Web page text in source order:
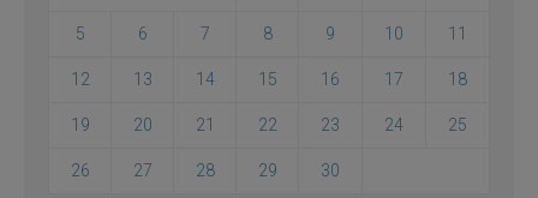
5 6 7 8 9 10 11
12 13 14 15 16 17 18
19 20 21 22 23 24 25
26 27 28 29 30